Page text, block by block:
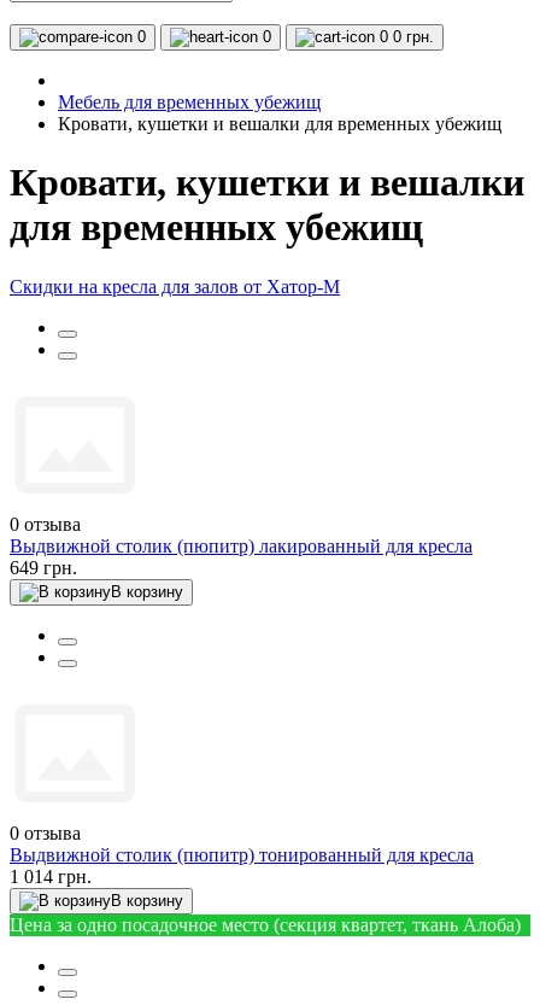
0 0 0 0 грн.
Мебель для временных убежищ
Кровати, кушетки и вешалки для временных убежищ
Кровати, кушетки и вешалки
для временных убежищ
Скидки на кресла для залов от Хатор-М
0 отзыва
Выдвижной столик (пюпитр) лакированный для кресла
649 грн.
В корзину
0 отзыва
Выдвижной столик (пюпитр) тонированный для кресла
1 014 грн.
В корзину
Цена за одно посадочное место (секция квартет, ткань Алоба)